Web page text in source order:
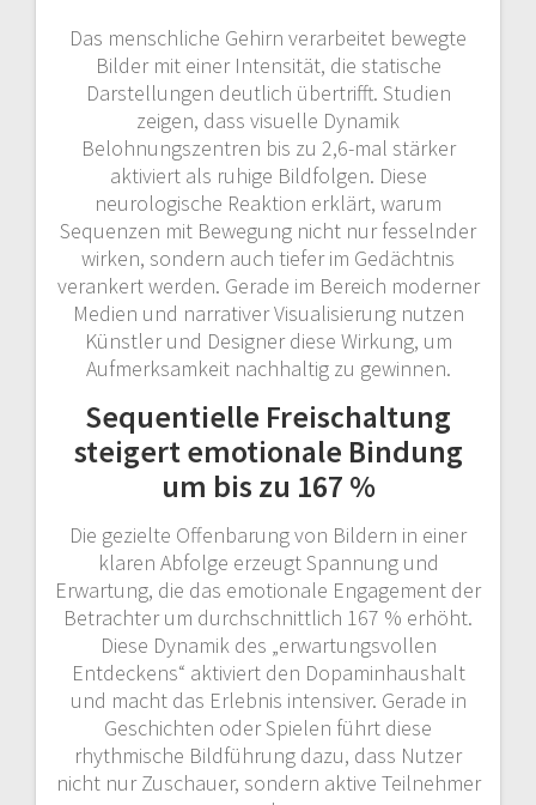
Das menschliche Gehirn verarbeitet bewegte
Bilder mit einer Intensität, die statische
Darstellungen deutlich übertrifft. Studien
zeigen, dass visuelle Dynamik
Belohnungszentren bis zu 2,6-mal stärker
aktiviert als ruhige Bildfolgen. Diese
neurologische Reaktion erklärt, warum
Sequenzen mit Bewegung nicht nur fesselnder
wirken, sondern auch tiefer im Gedächtnis
verankert werden. Gerade im Bereich moderner
Medien und narrativer Visualisierung nutzen
Künstler und Designer diese Wirkung, um
Aufmerksamkeit nachhaltig zu gewinnen.
Sequentielle Freischaltung
steigert emotionale Bindung
um bis zu 167 %
Die gezielte Offenbarung von Bildern in einer
klaren Abfolge erzeugt Spannung und
Erwartung, die das emotionale Engagement der
Betrachter um durchschnittlich 167 % erhöht.
Diese Dynamik des „erwartungsvollen
Entdeckens“ aktiviert den Dopaminhaushalt
und macht das Erlebnis intensiver. Gerade in
Geschichten oder Spielen führt diese
rhythmische Bildführung dazu, dass Nutzer
nicht nur Zuschauer, sondern aktive Teilnehmer